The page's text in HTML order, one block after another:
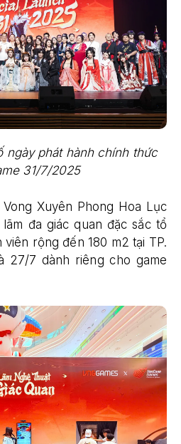
ngày phát hành chính thức
31/7/2025
Xuyên Phong Hoa Lục
đa giác quan đặc sắc tổ
rộng đến 180 m2 tại TP.
27/7 dành riêng cho game